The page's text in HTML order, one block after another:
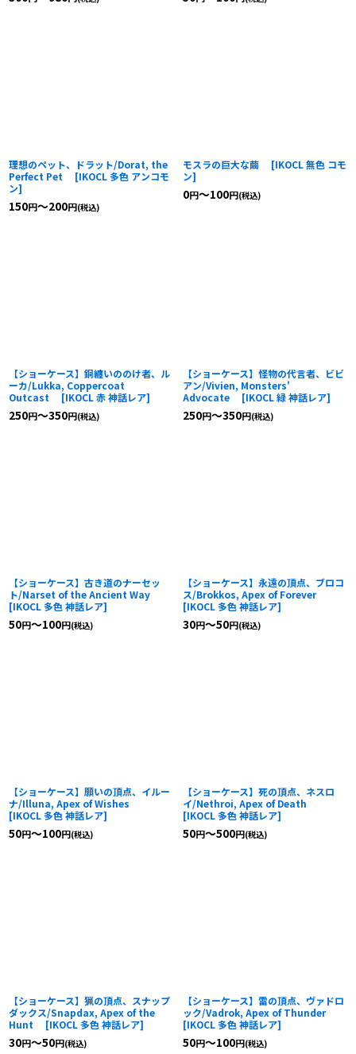
理想のペット、ドラット/Dorat, the
Perfect Pet
[IKOCL 多色 アンコモ
ン]
150円～200円(税込)
モスラの巨大な繭 [IKOCL 無色 コモ
ン]
0円～100円(税込)
【ショーケース】銅纏いののけ者、ル
ーカ/Lukka, Coppercoat
Outcast
[IKOCL 赤 神話レア]
250円～350円(税込)
【ショーケース】怪物の代言者、ビビ
アン/Vivien, Monsters'
Advocate
[IKOCL 緑 神話レア]
250円～350円(税込)
【ショーケース】古き道のナーセッ
ト/Narset of the Ancient Way
[IKOCL 多色 神話レア]
50円～100円(税込)
【ショーケース】永遠の頂点、ブロコ
ス/Brokkos, Apex of Forever
[IKOCL 多色 神話レア]
30円～50円(税込)
【ショーケース】願いの頂点、イルー
ナ/Illuna, Apex of Wishes
[IKOCL 多色 神話レア]
50円～100円(税込)
【ショーケース】死の頂点、ネスロ
イ/Nethroi, Apex of Death
[IKOCL 多色 神話レア]
50円～500円(税込)
【ショーケース】猟の頂点、スナップ
ダックス/Snapdax, Apex of the
Hunt
[IKOCL 多色 神話レア]
30円～50円(税込)
【ショーケース】雷の頂点、ヴァドロ
ック/Vadrok, Apex of Thunder
[IKOCL 多色 神話レア]
50円～100円(税込)